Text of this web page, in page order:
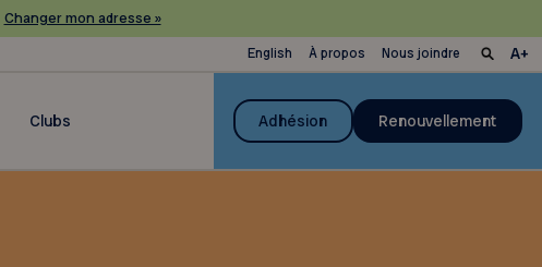
Changer mon adresse »
English À propos Nous joindre
Clubs Adhésion Renouvellement